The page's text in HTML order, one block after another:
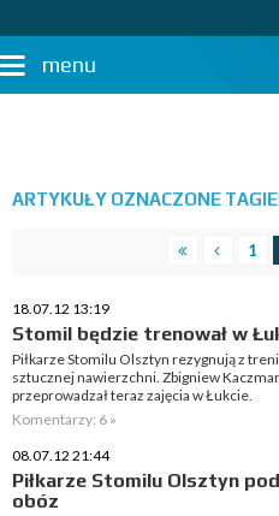
menu
ARTYKUŁY OZNACZONE
1
18.07.12 13:19
Stomil będzie trenował w
Piłkarze Stomilu Olsztyn rezygnują z
sztucznej nawierzchni. Zbigniew
przeprowadzał teraz zajęcia w Łukcie.
Komentarzy: 6 »
08.07.12 21:44
Piłkarze Stomilu Olsztyn
obóz